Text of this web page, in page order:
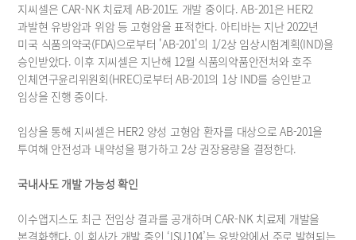
지씨셀은 CAR-NK 치료제 AB-201도 개발 중이다. AB-201은 HER2
과발현 유방암과 위암 등 고형암을 표적한다. 아티바는 지난 2022년
미국 식품의약국(FDA)으로부터 'AB-201'의 1/2상 임상시험계획(IND)을
승인받았다. 이후 지씨셀은 지난해 12월 식품의약품안전처와 호주
인체연구윤리위원회(HREC)로부터 AB-201의 1상 IND를 승인받고
임상을 진행 중이다.
임상을 통해 지씨셀은 HER2 양성 고형암 환자를 대상으로 AB-201을
투여해 안전성과 내약성을 평가하고 2상 권장용량을 결정한다.
국내사도 개발 가능성 확인
이수앱지스도 최근 전임상 결과를 공개하며 CAR-NK 치료제 개발을
본격화했다. 이 회사가 개발 중인 ‘ISU104’는 유방암에서 주로 발현되는